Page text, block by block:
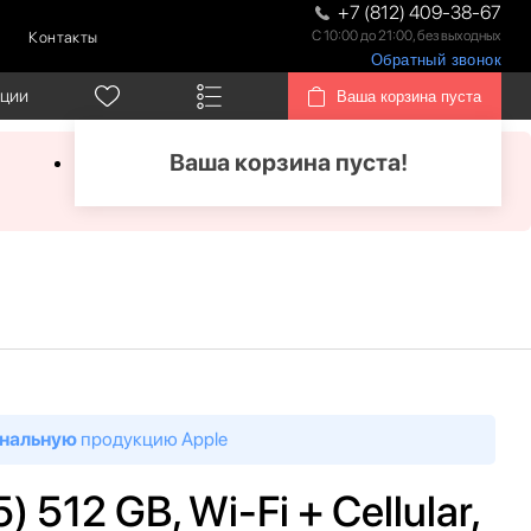
Контакты
+7 (812) 409-38-67
С 10:00 до 21:00, без выходных
Обратный звонок
Ваша корзина пуста
Ваша корзина пуста!
продукцию Apple
512 GB, Wi-Fi + Cellular,